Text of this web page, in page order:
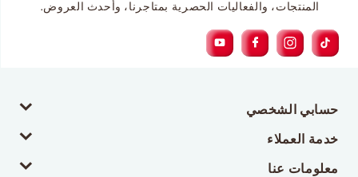
المنتجات، والفعاليات الحصرية بمتاجرنا، وأحدث العروض.
حسابي الشخصي
خدمة العملاء
معلومات عنا